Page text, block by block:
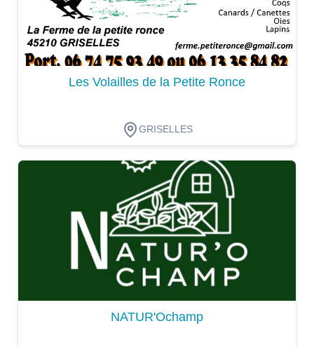
Les Volailles de la Petite Ronce
GRISELLES
NATUR'Ochamp